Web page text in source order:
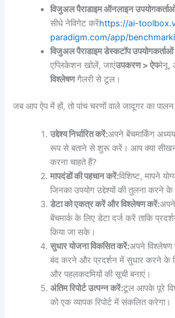
विजुअल पैराडाइम ऑनलाइन
सीधे नेविगेट करेंhttps://ai-
paradigm.com/app/
विजुअल पैराडाइम डेस्कटॉप
एप्लिकेशन खोलें, जाएंउपकरण > ऐपमेनू,
विश्लेषणगैलरी से टूल।
जब आप ऐप में हों, तो पांच चरणों वाले जादूगर का
उद्देश्य निर्धारित करें:अपने बेंचमार्किंग
रूप से बताने से शुरू करें। आप क्या
करना चाहते हैं?
मापदंडों की पहचान करें:विशिष्ट, मापने
जिनका उपयोग उद्देश्यों की तुलना करने के
डेटा को एकत्र करें और विश्लेषण करें:
बेंचमार्क के लिए डेटा दर्ज करें ताकि
किया जा सके।
सुधार योजना विकसित करें:अपने
बंद करने और प्रदर्शन में सुधार करने के लिए
और पहलकदमियों की सूची बनाएं।
अंतिम रिपोर्ट उत्पन्न करें:टूल आपके पूरे
को एक व्यापक रिपोर्ट में संकलित करेगा।